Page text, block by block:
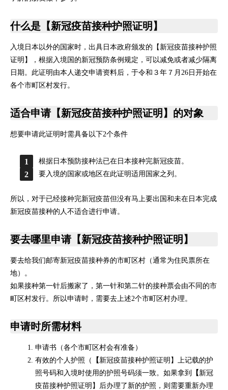
什么是【新冠疫苗接种护照证明】
入境日本以外的国家时，出具日本政府颁发的【新冠疫苗接种护照
证明】，根据入境国的新冠预防条例规定，可以减免或者减少隔离
日期。此证明由本人递交申请资料后，于令和３年７月26日开始在
各个市町区村发行。
适合申请【新冠疫苗接种护照证明】的对象
想要申请此证明时需具备以下2个条件
根据日本预防接种法已在日本接种完新冠疫苗。
要入境的国家或地区在此证明适用国家之列。
所以，对于已经接种完新冠疫苗但没有马上要出国和未在日本完成
新冠疫苗接种的人不适合进行申请。
要去哪里申请【新冠疫苗接种护照证明】
要去给我们邮寄新冠疫苗接种券的市町区村（通常为住民票所在
地）。
如果接种第一针后搬家了，第一针和第二针的接种票会由不同的市
町区村发行。所以申请时，需要去上述2个市町区村办理。
申请时所需材料
申请书（各个市町区村会有准备）
有效的个人护照（
【 新冠疫苗接种护照证明】上记载的护
照号码和入境时使用的护照号码须一致。如果拿到
【 新冠
疫苗接种护照证明】后办理了新的护照，则需要重新办理